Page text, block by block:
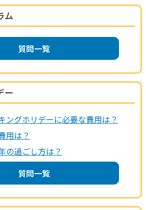
ム
質問一覧
ー
ングホリデーに必要な費用は？
用は？
の過ごし方は？
質問一覧